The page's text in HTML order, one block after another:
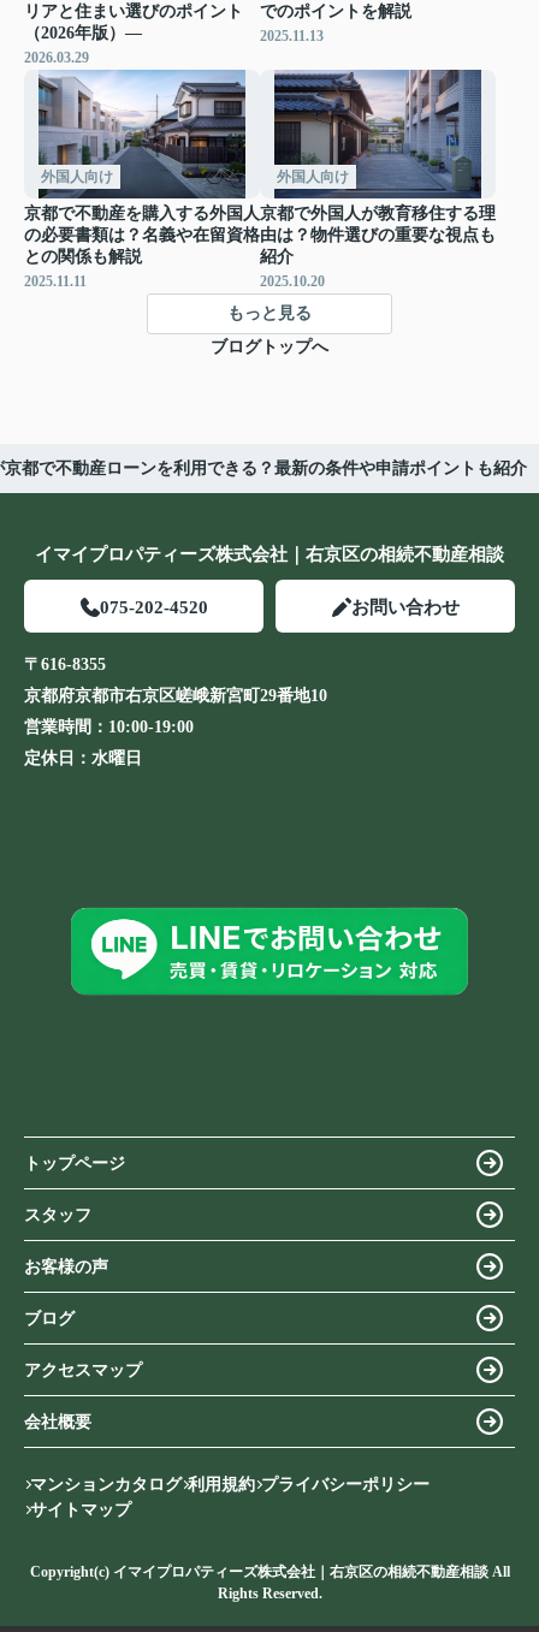
リアと住まい選びのポイント
（2026年版）―
2026.03.29
でのポイントを解説
2025.11.13
外国人向け
京都で不動産を購入する外国人
の必要書類は？名義や在留資格
との関係も解説
2025.11.11
外国人向け
京都で外国人が教育移住する理
由は？物件選びの重要な視点も
紹介
2025.10.20
もっと見る
ブログトップへ
京都で不動産ローンを利用できる？最新の条件や申請ポイントも紹介
イマイプロパティーズ株式会社｜右京区の相続不動産相談
075-202-4520 お問い合わせ
〒616-8355
京都府京都市右京区嵯峨新宮町29番地10
営業時間： 10:00-19:00
定休日： 水曜日
トップページ
スタッフ
お客様の声
ブログ
アクセスマップ
会社概要
マンションカタログ 利用規約 プライバシーポリシー
サイトマップ
Copyright(c) イマイプロパティーズ株式会社｜右京区の相続不動産相談 All
Rights Reserved.